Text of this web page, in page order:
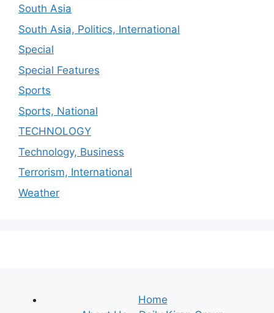
South Asia
South Asia, Politics, International
Special
Special Features
Sports
Sports, National
TECHNOLOGY
Technology, Business
Terrorism, International
Weather
Home